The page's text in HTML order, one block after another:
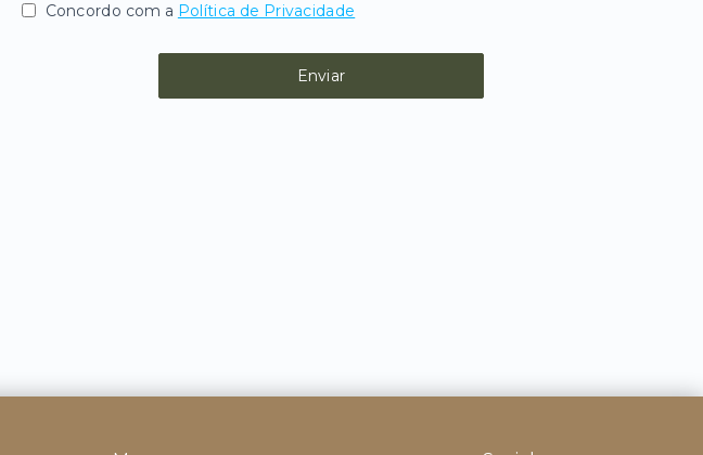
Concordo com a Política de Privacidade
Enviar